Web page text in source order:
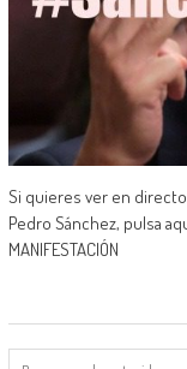
Si quieres ver en
Pedro Sánchez, pulsa
MANIFESTACIÓN